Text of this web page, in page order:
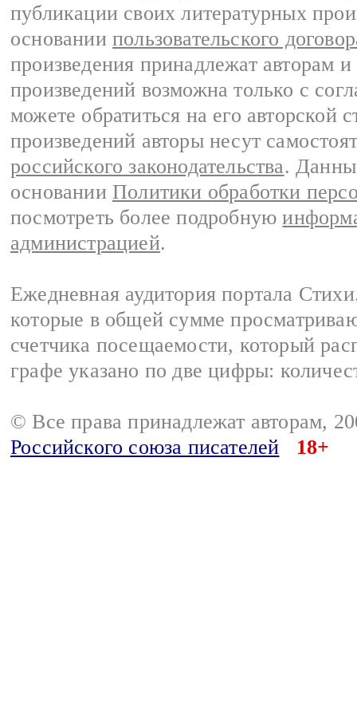
публикации своих литературных
основании пользовательского
произведения принадлежат авторам
произведений возможна только с
можете обратиться на его авторской
произведений авторы несут
российского законодательства.
основании Политики обработки
посмотреть более подробную
администрацией.
Ежедневная аудитория портала
которые в общей сумме
счетчика посещаемости, который
графе указано по две цифры:
© Все права принадлежат авторам,
Российского союза писателей
18+